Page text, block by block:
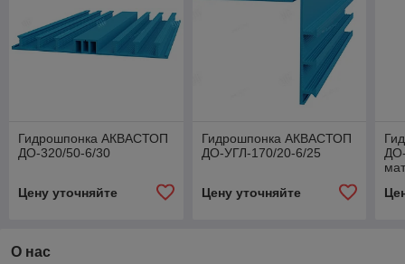
Гидрошпонка АКВАСТОП
ДО-320/50-6/30
Цену уточняйте
Гидрошпонка АКВАСТОП
ДО-УГЛ-170/20-6/25
Цену уточняйте
О нас